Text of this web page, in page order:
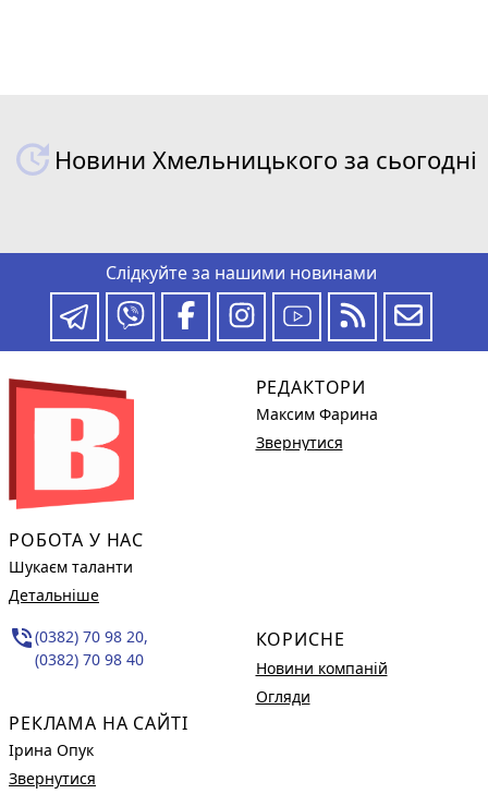
Новини Хмельницького за сьогодні
Слідкуйте за нашими новинами
РОБОТА У НАС
Шукаєм таланти
Детальніше
phone_in_talk(0382) 70 98 20,
(0382) 70 98 40
РЕКЛАМА НА САЙТІ
Ірина Опук
Звернутися
РЕДАКТОРИ
Максим Фарина
Звернутися
КОРИСНЕ
Новини компаній
Огляди